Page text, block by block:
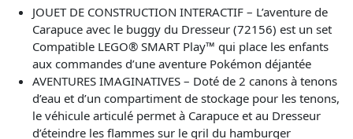
JOUET DE CONSTRUCTION INTERACTIF – L’aventure de
Carapuce avec le buggy du Dresseur (72156) est un set
Compatible LEGO® SMART Play™ qui place les enfants
aux commandes d’une aventure Pokémon déjantée
AVENTURES IMAGINATIVES – Doté de 2 canons à tenons
d’eau et d’un compartiment de stockage pour les tenons,
le véhicule articulé permet à Carapuce et au Dresseur
d’éteindre les flammes sur le gril du hamburger